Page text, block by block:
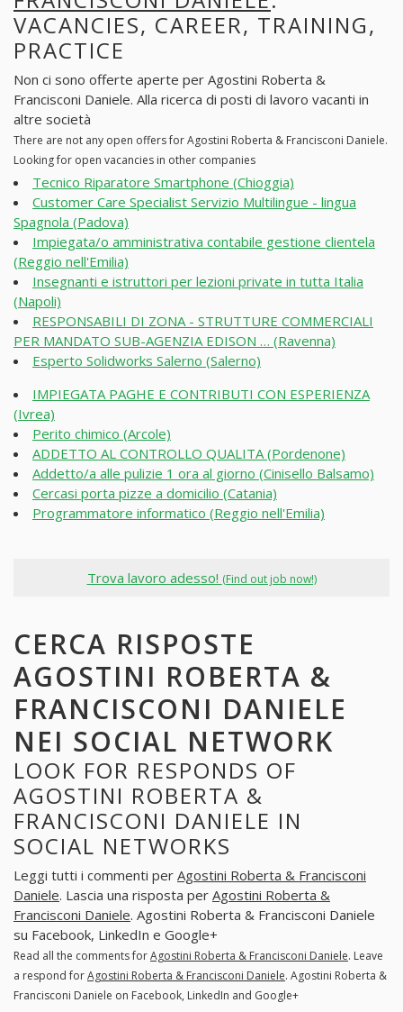
VACANCIES, CAREER, TRAINING,
PRACTICE
Non ci sono offerte aperte per Agostini Roberta &
Francisconi Daniele. Alla ricerca di posti di lavoro vacanti in
altre società
There are not any open offers for Agostini Roberta & Francisconi Daniele.
Looking for open vacancies in other companies
Tecnico Riparatore Smartphone (Chioggia)
Customer Care Specialist Servizio Multilingue - lingua
Spagnola (Padova)
Impiegata/o amministrativa contabile gestione clientela
(Reggio nell'Emilia)
Insegnanti e istruttori per lezioni private in tutta Italia
(Napoli)
RESPONSABILI DI ZONA - STRUTTURE COMMERCIALI
PER MANDATO SUB-AGENZIA EDISON … (Ravenna)
Esperto Solidworks Salerno (Salerno)
IMPIEGATA PAGHE E CONTRIBUTI CON ESPERIENZA
(Ivrea)
Perito chimico (Arcole)
ADDETTO AL CONTROLLO QUALITA (Pordenone)
Addetto/a alle pulizie 1 ora al giorno (Cinisello Balsamo)
Cercasi porta pizze a domicilio (Catania)
Programmatore informatico (Reggio nell'Emilia)
Trova lavoro adesso! (Find out job now!)
CERCA RISPOSTE
AGOSTINI ROBERTA &
FRANCISCONI DANIELE
NEI SOCIAL NETWORK
LOOK FOR RESPONDS OF
AGOSTINI ROBERTA &
FRANCISCONI DANIELE IN
SOCIAL NETWORKS
Leggi tutti i commenti per Agostini Roberta & Francisconi
Daniele. Lascia una risposta per Agostini Roberta &
Francisconi Daniele. Agostini Roberta & Francisconi Daniele
su Facebook, LinkedIn e Google+
Read all the comments forAgostini Roberta & Francisconi Daniele. Leave
a respond forAgostini Roberta & Francisconi Daniele. Agostini Roberta &
Francisconi Daniele on Facebook, LinkedIn and Google+